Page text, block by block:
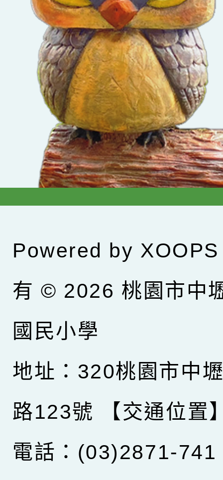
Powered by XOOPS
有 © 2026 桃園市中
國民小學
地址：320桃園市中
路123號
【交通位置
電話：(03)2871-741